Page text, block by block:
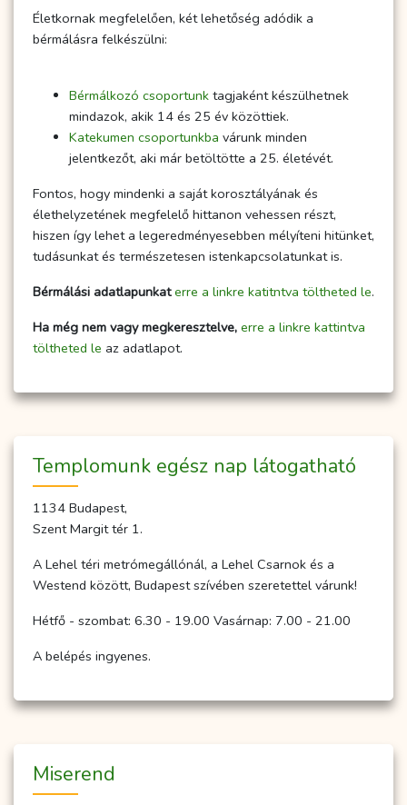
Életkornak megfelelően, két lehetőség adódik a
bérmálásra felkészülni:
Bérmálkozó csoportunk tagjaként készülhetnek
mindazok, akik 14 és 25 év közöttiek.
Katekumen csoportunkba várunk minden
jelentkezőt, aki már betöltötte a 25. életévét.
Fontos, hogy mindenki a saját korosztályának és
élethelyzetének megfelelő hittanon vehessen részt,
hiszen így lehet a legeredményesebben mélyíteni hitünket,
tudásunkat és természetesen istenkapcsolatunkat is.
Bérmálási adatlapunkaterre a linkre katitntva töltheted le.
Ha még nem vagy megkeresztelve, erre a linkre kattintva
töltheted le az adatlapot.
Temp­­lo­­munk egész nap lá­to­gat­ha­tó
1134 Budapest,
Szent Margit tér 1.
A Lehel téri metrómegállónál, a Lehel Csarnok és a
Westend között, Budapest szívében szeretettel várunk!
Hétfő - szombat: 6.30 - 19.00 Vasárnap: 7.00 - 21.00
A belépés ingyenes.
Miserend